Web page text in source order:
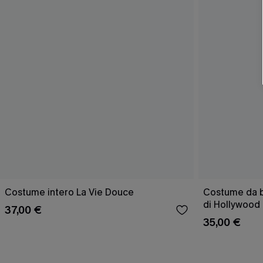
Costume intero La Vie Douce
37,00 €
Costume da
di Hollywood
35,00 €